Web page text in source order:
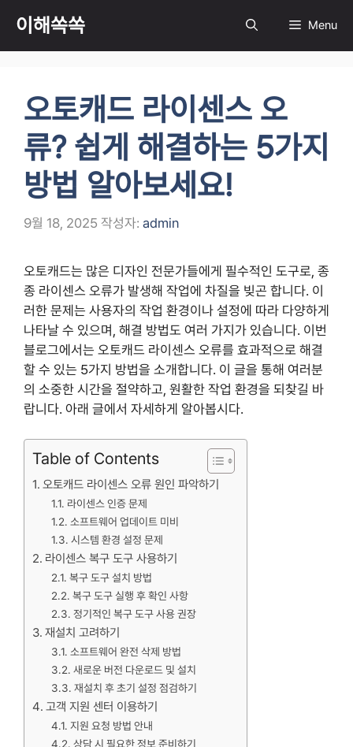
츠
이해쏙쏙 Menu
오토캐드 라이센스 오
류? 쉽게 해결하는 5가지
방법 알아보세요!
9월 18, 2025 작성자: admin
오토캐드는 많은 디자인 전문가들에게 필수적인 도구로, 종
종 라이센스 오류가 발생해 작업에 차질을 빚곤 합니다. 이
러한 문제는 사용자의 작업 환경이나 설정에 따라 다양하게
나타날 수 있으며, 해결 방법도 여러 가지가 있습니다. 이번
블로그에서는 오토캐드 라이센스 오류를 효과적으로 해결
할 수 있는 5가지 방법을 소개합니다. 이 글을 통해 여러분
의 소중한 시간을 절약하고, 원활한 작업 환경을 되찾길 바
랍니다. 아래 글에서 자세하게 알아봅시다.
Table of Contents
오토캐드 라이센스 오류 원인 파악하기
라이센스 인증 문제
소프트웨어 업데이트 미비
시스템 환경 설정 문제
라이센스 복구 도구 사용하기
복구 도구 설치 방법
복구 도구 실행 후 확인 사항
정기적인 복구 도구 사용 권장
재설치 고려하기
소프트웨어 완전 삭제 방법
새로운 버전 다운로드 및 설치
재설치 후 초기 설정 점검하기
고객 지원 센터 이용하기
지원 요청 방법 안내
상담 시 필요한 정보 준비하기